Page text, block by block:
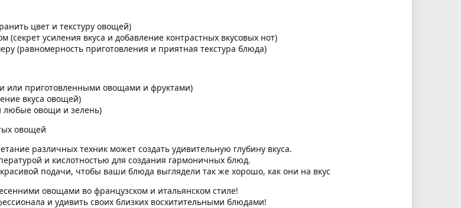
цвет и текстуру овощей)
(секрет усиления вкуса и добавление контрастных вкусовых нот)
(равномерность приготовления и приятная текстура блюда)
или приготовленными овощами и фруктами)
вкуса овощей)
любые овощи и зелень)
овощей
различных техник может создать удивительную глубину вкуса.
и кислотностью для создания гармоничных блюд.
подачи, чтобы ваши блюда выглядели так же хорошо, как они на вкус
овощами во французском и итальянском стиле!
и удивить своих близких восхитительными блюдами!